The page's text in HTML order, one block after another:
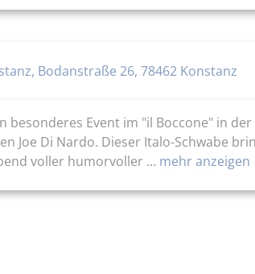
Bodanstraße 26, 78462 Konstanz
besonderes Event im "il Boccone" in der
Joe Di Nardo. Dieser Italo-Schwabe
voller humorvoller ... mehr anzeigen